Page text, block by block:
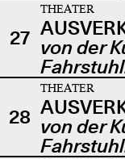
27
THEATER
von der
28
THEATER
von der